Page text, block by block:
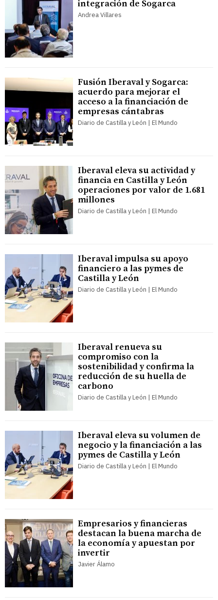
integración de Sogarca
Andrea Villares
Fusión Iberaval y Sogarca:
acuerdo para mejorar el
acceso a la financiación de
empresas cántabras
Diario de Castilla y León | El Mundo
Iberaval eleva su actividad y
financia en Castilla y León
operaciones por valor de 1.681
millones
Diario de Castilla y León | El Mundo
Iberaval impulsa su apoyo
financiero a las pymes de
Castilla y León
Diario de Castilla y León | El Mundo
Iberaval renueva su
compromiso con la
sostenibilidad y confirma la
reducción de su huella de
carbono
Diario de Castilla y León | El Mundo
Iberaval eleva su volumen de
negocio y la financiación a las
pymes de Castilla y León
Diario de Castilla y León | El Mundo
Empresarios y financieras
destacan la buena marcha de
la economía y apuestan por
invertir
Javier Álamo